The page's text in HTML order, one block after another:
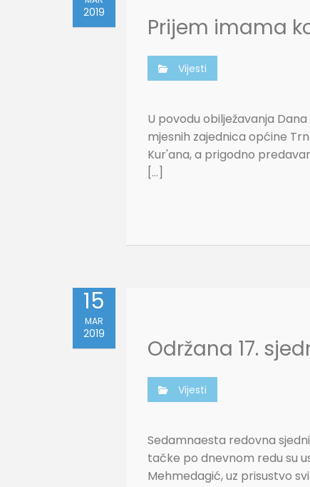
2019
Prijem imama
Vijesti
U povodu obilježavanja
mjesnih zajednica općine
Kur'ana, a prigodno
[…]
15
MAR
2019
Održana 17.
Vijesti
Sedamnaesta redovna
tačke po dnevnom redu su
Mehmedagić, uz prisustvo